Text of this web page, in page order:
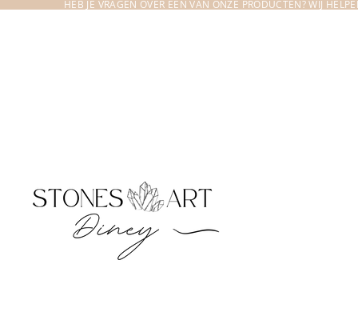
HEB JE VRAGEN OVER EEN VAN ONZE PRODUCTEN? WIJ